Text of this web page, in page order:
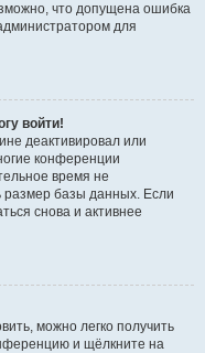
что допущена ошибка
для
войти!
деактивировал или
конференции
время не
базы данных. Если
снова и активнее
можно легко получить
и щёлкните на